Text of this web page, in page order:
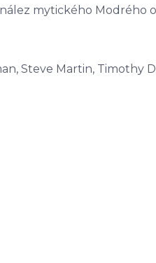
mytického Modrého
Steve Martin, Timothy